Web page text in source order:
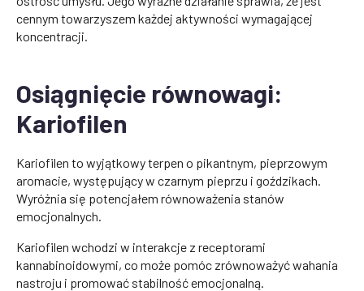
cennym towarzyszem każdej aktywności wymagającej
koncentracji.
Osiągnięcie równowagi:
Kariofilen
Kariofilen to wyjątkowy terpen o pikantnym, pieprzowym
aromacie, występujący w czarnym pieprzu i goździkach.
Wyróżnia się potencjałem równoważenia stanów
emocjonalnych.
Kariofilen wchodzi w interakcje z receptorami
kannabinoidowymi, co może pomóc zrównoważyć wahania
nastroju i promować stabilność emocjonalną.